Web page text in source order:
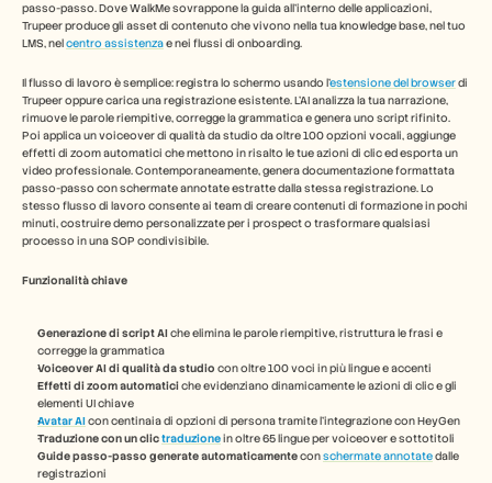
passo-passo. Dove WalkMe sovrappone la guida all'interno delle applicazioni,
Trupeer produce gli asset di contenuto che vivono nella tua knowledge base, nel tuo
LMS, nel centro assistenza e nei flussi di onboarding.
Il flusso di lavoro è semplice: registra lo schermo usando l'estensione del browser di
Trupeer oppure carica una registrazione esistente. L'AI analizza la tua narrazione,
rimuove le parole riempitive, corregge la grammatica e genera uno script rifinito.
Poi applica un voiceover di qualità da studio da oltre 100 opzioni vocali, aggiunge
effetti di zoom automatici che mettono in risalto le tue azioni di clic ed esporta un
video professionale. Contemporaneamente, genera documentazione formattata
passo-passo con schermate annotate estratte dalla stessa registrazione. Lo
stesso flusso di lavoro consente ai team di creare contenuti di formazione in pochi
minuti, costruire demo personalizzate per i prospect o trasformare qualsiasi
processo in una SOP condivisibile.
Funzionalità chiave
Generazione di script AI che elimina le parole riempitive, ristruttura le frasi e
corregge la grammatica
Voiceover AI di qualità da studio con oltre 100 voci in più lingue e accenti
Effetti di zoom automatici che evidenziano dinamicamente le azioni di clic e gli
elementi UI chiave
Avatar AI con centinaia di opzioni di persona tramite l'integrazione con HeyGen
Traduzione con un clic traduzione in oltre 65 lingue per voiceover e sottotitoli
Guide passo-passo generate automaticamente con schermate annotate dalle
registrazioni